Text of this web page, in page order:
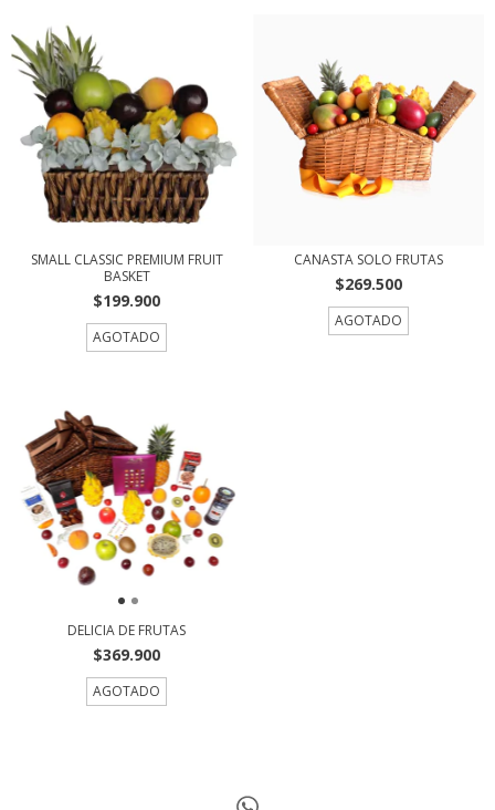
SMALL CLASSIC PREMIUM FRUIT
BASKET
$199.900
AGOTADO
CANASTA SOLO FRUTAS
$269.500
AGOTADO
DELICIA DE FRUTAS
$369.900
AGOTADO